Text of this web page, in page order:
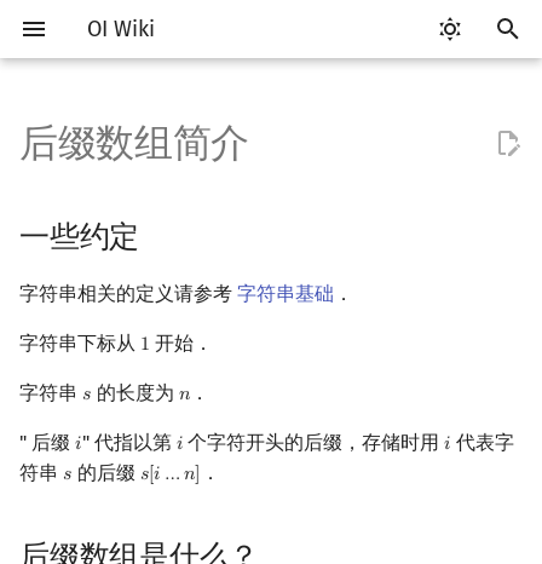
OI Wiki
入
以
搜
索
Getting Started
关于本项目
如何参与
OI Wiki 不是什么
格式手册
数学符号表
比赛相关简介
赛事
题型
学习路线
学习资源
技巧
常见错误
工具软件简介
代码编辑工具
VS Code
评测工具 Cena
命令行
命令行编译与调试
编译器
Generator
语言基础简介
C++ 基础
变量
C++ 标准库 STL 算法
C++ 进阶
值类别
C++ 与其他常用语言的区别
Pascal 转 C++ 急救
算法基础简介
复杂度
枚举
模拟
递归 & 分治
贪心
冒泡排序
搜索部分简介
DFS（搜索）
BFS（搜索）
双向搜索
启发式搜索
A*
动态规划部分简介
动态规划基础
记忆化搜索
背包 DP
区间 DP
DAG 上的 DP
斜率优化
一些约定
后缀数组是什么？
解释
后缀数组怎么求？
O(n^2logn) 做法
O(nlog^2n) 做法
数学部分简介
布尔代数
数字系统 平衡三进制
位操作
二进制集合操作
高精度计算
素数
快速傅里叶变换
容斥原理
内积和外积
环论
随机变量
零和游戏
高斯消元
数据结构部分简介
队列
链表
哈希表
并查集
配对堆
块状链表
李超线段树
值
Splay 树
可持久化块状数组
线段树套平衡树
Euler Tour Tree
图论部分简介
图论相关概念
图的存储
DFS（图论）
BFS（图论）
树上问题
树的中心
k 短路
最小直径生成树
割点和桥
最小割
Stoer–Wagner 算法
二分图最大权匹配
计算几何部分简介
二维计算几何基础
三维计算几何基础
距离
Pick 定理
三角剖分
杂项简介
离散化
双指针
离线算法
整体二分
分数规划
随机化
爬山算法
RMQ
并查集应用
括号序列
线段树与离线询问
后缀数组简介
一些约定
字符串相关的定义请参考 字符串基础 ．
字符串下标从 1
1 开始．
字符串 𝑠
s 的长度为 𝑛
n ．
" 后缀 𝑖
i" 代指以第 𝑖
i 个字符开头的后缀，存储时用𝑖
i 代表字
符串 𝑠
s 的后缀 𝑠[𝑖 …𝑛]
s[i …n] ．
后缀数组是什么？